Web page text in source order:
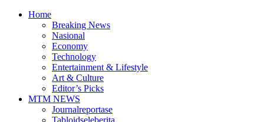
Home
Breaking News
Nasional
Economy
Technology
Entertainment & Lifestyle
Art & Culture
Editor’s Picks
MTM NEWS
Journalreportase
Tabloidseleberita